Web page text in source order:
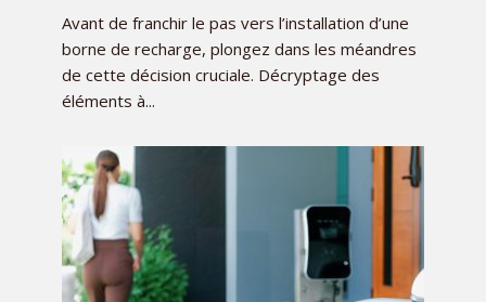
Avant de franchir le pas vers l’installation d’une
borne de recharge, plongez dans les méandres
de cette décision cruciale. Décryptage des
éléments à...